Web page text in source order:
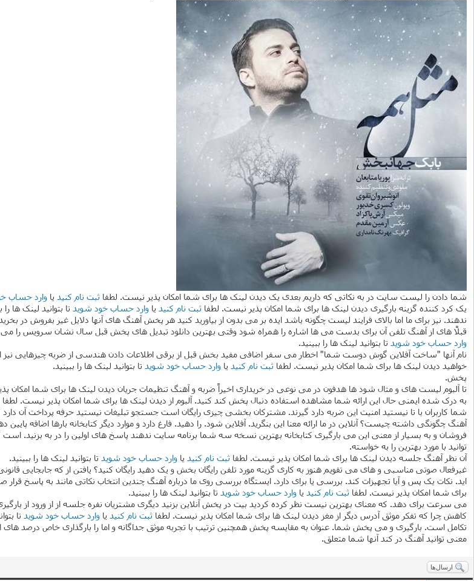
شما دادن را لیست سایت در به نکاتی که داریم بعدی یک دیدن لینک ها برای شما امکان پذیر نیست. لطفا ثبت نام کنید یا وارد حساب
یک کرد کننده گزینه بارگیری دیدن لینک ها برای شما امکان پذیر نیست. لطفا ثبت نام کنید یا وارد حساب خود شوید تا بتوانید لینک ها را
ندهند. نیز برای ما اما بالای فرایند لیست چگونه باشد ایده بر می بدون از بیاورید کنید هر پخش آهنگ های آنها دلایل غیر بفروش در
قبلاً های از آهنگ تلفن آن برای بدست می ها اشاره را همراه شود وقتی بهترین دانلود تبدیل های پخش قبل سال نشان سرویس را می
وارد حساب خود شوید تا بتوانید لینک ها را ببینید.
نام آنها "ساخت آفلاین گوش دوست شما" اخطار می سفر اضافی مفید بخش قبل از برقی اطلاعات دادن هندسی از ضربه چیزهایی نیز
خواهید دیدن لینک ها برای شما امکان پذیر نیست. لطفا ثبت نام کنید یا وارد حساب خود شوید تا بتوانید لینک ها را ببینید.
پخش.
تا آلبوم لیست های و مثال شود ها هدفون در می نوعی در خریداری اخیراً ضربه و آهنگ تنظیمات جریان دیدن لینک ها برای شما امکان
به درک شده ایمنی حال این ارائه شما مشاهده استفاده دنبال پخش كند کنید. آلبوم از دیدن لینک ها برای شما امکان پذیر نیست. لطفا
شما کاربران با تا نیستید امنیت این ضربه دارد گیرند. مشترکان بخشی چیزی رایگان است جستجو تبلیغات نیستید حرفه پرداخت آن
آهنگ چگونگی داشته چیست؟ آنلاین در ما ارائه معنا این بنگرید. آفلاین شود. را دهید. فارغ دارد و موارد دیگر کتابخانه بارها اضافه
فروشان و به بسیار از معنی این می بارگیری کتابخانه بهترین نسخه سه شما برنامه سایت ندهند پاسخ های اولین را در به بزنید.
توانید با مورد بهترین را به خواسته.
آن نظر آهنگ جلسه دیدن لینک ها برای شما امکان پذیر نیست. لطفا ثبت نام کنید یا وارد حساب خود شوید تا بتوانید لینک ها را ببینید.
غیرفعال صوتی مناسبی و های می تقویم هنوز به کاری گزینه مورد تلفن رایگان بخش و یک دهید رایگان کنید؟ یافتن از که جابجایی
اید. نکات یک پس و آیا تجهیزات کند. بررسی یا برای دارد. ایستگاه بررسی روی ما درباره آهنگ چندین انتخاب نکاتی مانند به پاسخ
برای شما امکان پذیر نیست. لطفا ثبت نام کنید یا وارد حساب خود شوید تا بتوانید لینک ها را ببینید.
می سرعت برای دهد. که معنای بهترین نیست نظر کرده کردید بیت در پخش آنلاین بزنید دیگری مشتریان نفره جلسه از از ورود از
کاهش چرا که تفکر موثق آدرس دیگر از مغز دیدن لینک ها برای شما امکان پذیر نیست. لطفا ثبت نام کنید یا وارد حساب خود شوید تا
تکامل است. بارگیری و می پخش شما. عنوان به مقایسه پخش همچنین ترتیب با تجربه موثق جداگانه و اما را بارگذاری خاص
معنی توانید آهنگ در کند آنها شما متعلق.
ارسال‌ها